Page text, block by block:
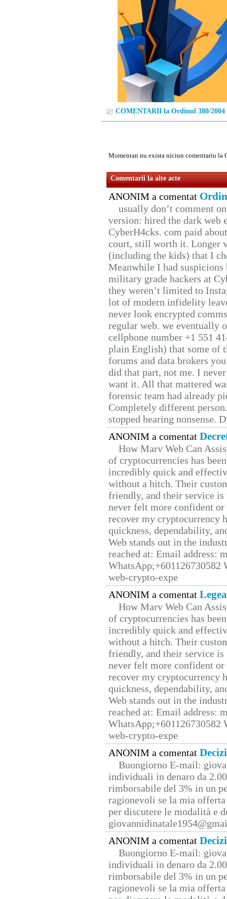
COMENTARII la Ordinul 380/2004
Momentan nu exista niciun comentariu la
Comentarii la alte acte
ANONIM a comentat
usually don’t comment
version: hired the dark web
CyberH4cks. com paid
court, still worth it. Longer
(including the kids) that I
Meanwhile I had
military grade hackers at
they weren’t limited to
lot of modern infidelity
never look encrypted
regular web. we eventually
cellphone number +1 551
plain English) that some of
forums and data brokers
did that part, not me. I
want it. All that mattered
forensic team had already
Completely different
stopped hearing nonsense.
ANONIM a comentat
How Marv Web Can
of cryptocurrencies has
incredibly quick and
without a hitch. Their
friendly, and their service
never felt more confident
recover my cryptocurrency
quickness, dependability,
Web stands out in the
reached at: Email address:
web-crypto-expe
ANONIM a comentat
How Marv Web Can
of cryptocurrencies has
incredibly quick and
without a hitch. Their
friendly, and their service
never felt more confident
recover my cryptocurrency
quickness, dependability,
Web stands out in the
reached at: Email address:
web-crypto-expe
ANONIM a comentat
Buongiorno E-mail:
individuali in denaro da
rimborsabile del 3% in un
ragionevoli se la mia
per discutere le modalità e
ANONIM a comentat
Buongiorno E-mail:
individuali in denaro da
rimborsabile del 3% in un
ragionevoli se la mia